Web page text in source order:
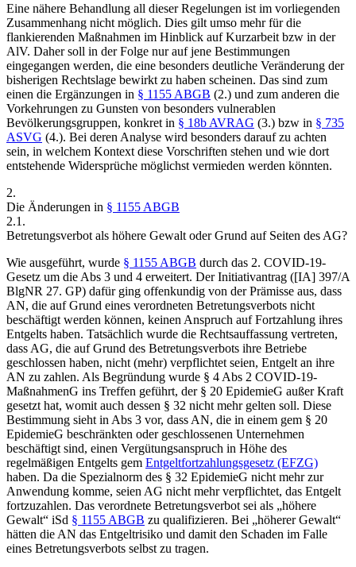
Eine nähere Behandlung all dieser Regelungen ist im vorliegenden
Zusammenhang nicht möglich. Dies gilt umso mehr für die
flankierenden Maßnahmen im Hinblick auf Kurzarbeit bzw in der
AlV. Daher soll in der Folge nur auf jene Bestimmungen
eingegangen werden, die eine besonders deutliche Veränderung der
bisherigen Rechtslage bewirkt zu haben scheinen. Das sind zum
einen die Ergänzungen in § 1155 ABGB (2.) und zum anderen die
Vorkehrungen zu Gunsten von besonders vulnerablen
Bevölkerungsgruppen, konkret in § 18b AVRAG (3.) bzw in § 735
ASVG (4.). Bei deren Analyse wird besonders darauf zu achten
sein, in welchem Kontext diese Vorschriften stehen und wie dort
entstehende Widersprüche möglichst vermieden werden könnten.
2.
Die Änderungen in § 1155 ABGB
2.1.
Betretungsverbot als höhere Gewalt oder Grund auf Seiten des AG?
Wie ausgeführt, wurde § 1155 ABGB durch das 2. COVID-19-
Gesetz um die Abs 3 und 4 erweitert. Der Initiativantrag ([IA] 397/A
BlgNR 27. GP) dafür ging offenkundig von der Prämisse aus, dass
AN, die auf Grund eines verordneten Betretungsverbots nicht
beschäftigt werden können, keinen Anspruch auf Fortzahlung ihres
Entgelts haben. Tatsächlich wurde die Rechtsauffassung vertreten,
dass AG, die auf Grund des Betretungsverbots ihre Betriebe
geschlossen haben, nicht (mehr) verpflichtet seien, Entgelt an ihre
AN zu zahlen. Als Begründung wurde § 4 Abs 2 COVID-19-
MaßnahmenG ins Treffen geführt, der § 20 EpidemieG außer Kraft
gesetzt hat, womit auch dessen § 32 nicht mehr gelten soll. Diese
Bestimmung sieht in Abs 3 vor, dass AN, die in einem gem § 20
EpidemieG beschränkten oder geschlossenen Unternehmen
beschäftigt sind, einen Vergütungsanspruch in Höhe des
regelmäßigen Entgelts gem Entgeltfortzahlungsgesetz (EFZG)
haben. Da die Spezialnorm des § 32 EpidemieG nicht mehr zur
Anwendung komme, seien AG nicht mehr verpflichtet, das Entgelt
fortzuzahlen. Das verordnete Betretungsverbot sei als „höhere
Gewalt“ iSd § 1155 ABGB zu qualifizieren. Bei „höherer Gewalt“
hätten die AN das Entgeltrisiko und damit den Schaden im Falle
eines Betretungsverbots selbst zu tragen.